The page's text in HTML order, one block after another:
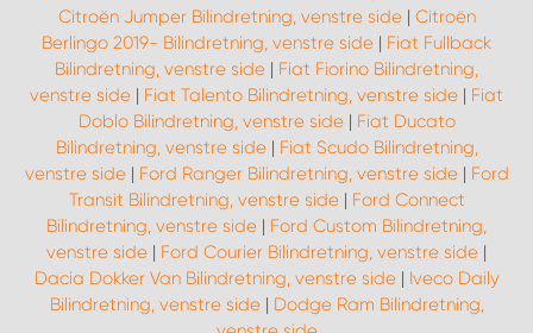
Citroën Jumper Bilindretning, venstre side| Citroën
Berlingo 2019- Bilindretning, venstre side | Fiat Fullback
Bilindretning, venstre side | Fiat Fiorino Bilindretning,
venstre side | Fiat Talento Bilindretning, venstre side | Fiat
Doblo Bilindretning, venstre side| Fiat Ducato
Bilindretning, venstre side| Fiat Scudo Bilindretning,
venstre side| Ford Ranger Bilindretning, venstre side| Ford
Transit Bilindretning, venstre side| Ford Connect
Bilindretning, venstre side | Ford Custom Bilindretning,
venstre side | Ford Courier Bilindretning, venstre side |
Dacia Dokker Van Bilindretning, venstre side| Iveco Daily
Bilindretning, venstre side| Dodge Ram Bilindretning,